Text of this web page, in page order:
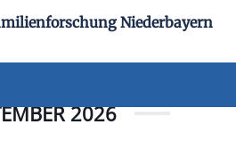
Niederbayern
2026